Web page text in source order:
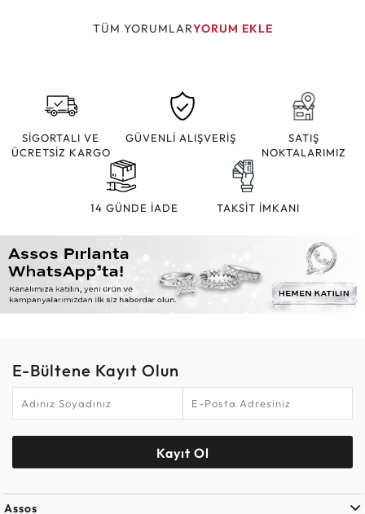
TÜM YORUMLARYORUM EKLE
SİGORTALI VE
ÜCRETSİZ KARGO
GÜVENLİ ALIŞVERİŞ
SATIŞ
NOKTALARIMIZ
14 GÜNDE İADE TAKSİT İMKANI
E-Bültene Kayıt Olun
Kayıt Ol
Assos